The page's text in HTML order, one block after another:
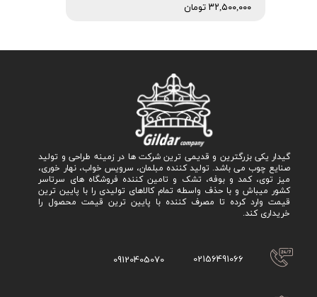
۳۲,۵۰۰,۰۰۰ تومان
گیدار یکی بزرگترین و قدیمی ترین شرکت ها در زمینه طراحی و تولید
صنایع چوب می باشد. تولید کننده مبلمان، سرویس خواب، نهار خوری،
میز توی، کمد و بوفه، تشک و تامین کننده فروشگاه های سرتاسر
کشور میباش و با حذف واسطه تمام کالاهای تولیدی را با پایین ترین
قیمت وارد کرده تا مصرف کننده با پایین ترین قیمت محصول را
خریداری کند.
02156491066
09120405070